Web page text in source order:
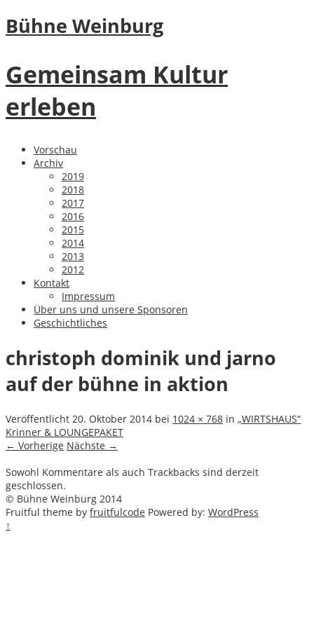
Bühne Weinburg
Gemeinsam Kultur
erleben
Vorschau
Archiv
2019
2018
2017
2016
2015
2014
2013
2012
Kontakt
Impressum
Über uns und unsere Sponsoren
Geschichtliches
christoph dominik und jarno
auf der bühne in aktion
Veröffentlicht 20. Oktober 2014 bei 1024 × 768 in „WIRTSHAUS“
Krinner & LOUNGEPAKET
← Vorherige Nächste →
Sowohl Kommentare als auch Trackbacks sind derzeit
geschlossen.
© Bühne Weinburg 2014
Fruitful theme by fruitfulcode Powered by: WordPress
↑